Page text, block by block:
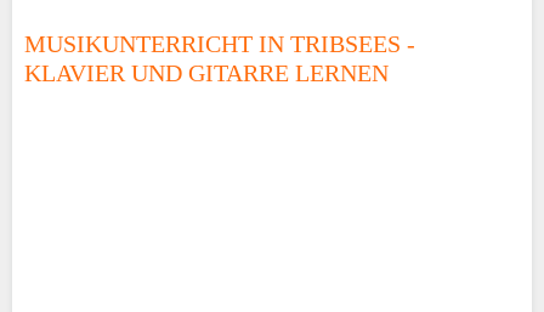
MUSIKUNTERRICHT IN TRIBSEES -
KLAVIER UND GITARRE LERNEN